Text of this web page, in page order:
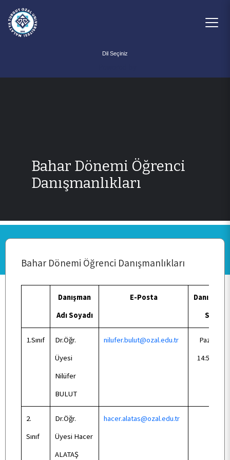
ANA SAYFA
PERSONEL
BÖLÜMLER
ÖĞRENCİ
Bahar Dönemi Öğrenci
Danışmanlıkları
Bahar Dönemi Öğrenci Danışmanlıkları
Danışman
Adı Soyadı
E-Posta
Saati
1.Sınıf
Dr.Öğr.
Üyesi
Nilüfer
BULUT
nilufer.bulut@ozal.edu.tr
Pazartesi
14:50-
2.
Sınıf
Dr.Öğr.
Üyesi Hacer
ALATAŞ
hacer.alatas@ozal.edu.tr